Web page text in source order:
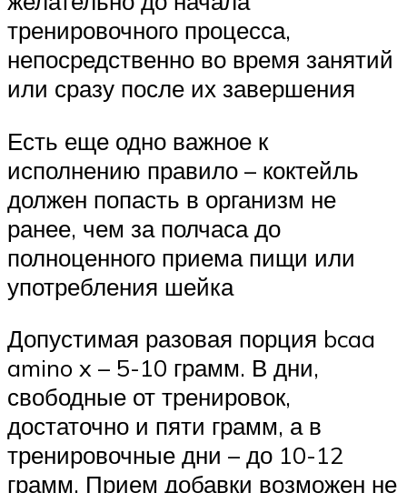
тренировочного процесса,
непосредственно во время занятий
или сразу после их завершения
Есть еще одно важное к
исполнению правило – коктейль
должен попасть в организм не
ранее, чем за полчаса до
полноценного приема пищи или
употребления шейка
Допустимая разовая порция bcaa
amino x – 5-10 грамм. В дни,
свободные от тренировок,
достаточно и пяти грамм, а в
тренировочные дни – до 10-12
грамм. Прием добавки возможен не